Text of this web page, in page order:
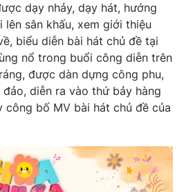
dạy nhảy, dạy hát, hướng
sân khấu, xem giới thiệu
biểu diễn bài hát chủ đề tại
nổ trong buổi công diễn trên
được dàn dựng công phu,
diễn ra vào thứ bảy hàng
công bố MV bài hát chủ đề của